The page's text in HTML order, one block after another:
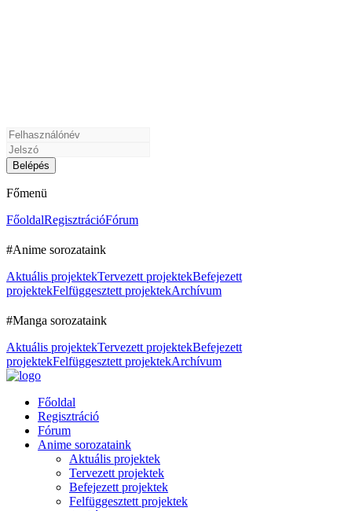
Főmenü
FőoldalRegisztrációFórum
#Anime sorozataink
Aktuális projektekTervezett projektekBefejezett
projektekFelfüggesztett projektekArchívum
#Manga sorozataink
Aktuális projektekTervezett projektekBefejezett
projektekFelfüggesztett projektekArchívum
Főoldal
Regisztráció
Fórum
Anime sorozataink
Aktuális projektek
Tervezett projektek
Befejezett projektek
Felfüggesztett projektek